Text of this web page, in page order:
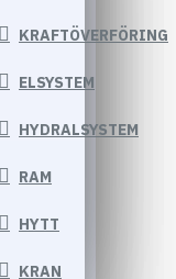
KRAFTÖVERFÖRING
ELSYSTEM
HYDRALSYSTEM
RAM
HYTT
KRAN